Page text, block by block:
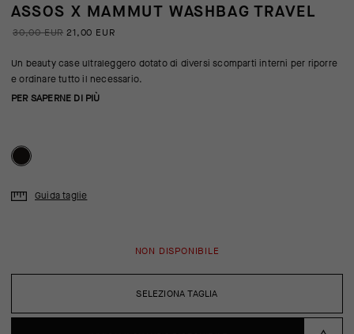
ASSOS X MAMMUT WASHBAG TRAVEL
30,00 EUR 21,00 EUR
Un beauty case ultraleggero dotato di diversi scomparti interni per riporre
e ordinare tutto il necessario.
PER SAPERNE DI PIÙ
SELEZIONA TAGLIA
Guida taglie
NON DISPONIBILE